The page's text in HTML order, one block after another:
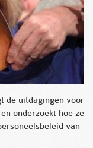
de uitdagingen voor
onderzoekt hoe ze
van